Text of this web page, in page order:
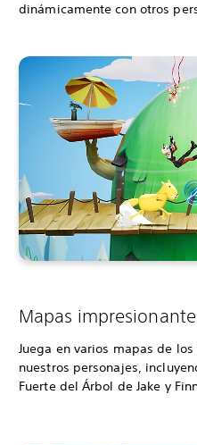
dinámicamente con otros
Mapas
Juega en varios mapas de
nuestros personajes,
Fuerte del Árbol de Jake y